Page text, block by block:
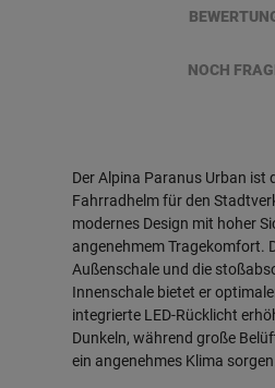
NOCH
Der Alpina Paranus Urban ist
Fahrradhelm für den
modernes Design mit hoher
angenehmem Tragekomfort.
Außenschale und die
Innenschale bietet er
integrierte LED-Rücklicht
Dunkeln, während große
ein angenehmes Klima